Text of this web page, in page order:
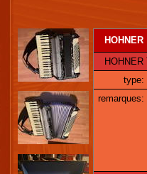
HOHNER
HOHNER
type:
remarques: